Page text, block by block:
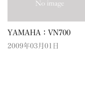
YAMAHA：VN700
2009年03月01日